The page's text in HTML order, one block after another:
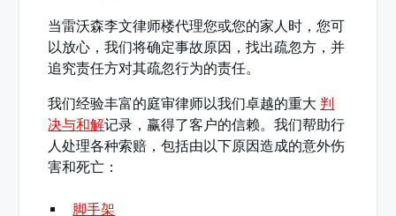
当雷沃森李文律师楼代理您或您的家人时，您可
以放心，我们将确定事故原因，找出疏忽方，并
追究责任方对其疏忽行为的责任。
我们经验丰富的庭审律师以我们卓越的重大 判
决与和解记录，赢得了客户的信赖。我们帮助行
人处理各种索赔，包括由以下原因造成的意外伤
害和死亡：
脚手架